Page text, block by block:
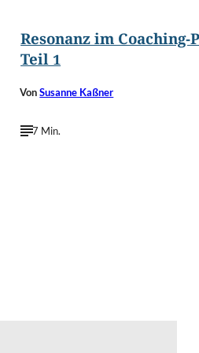
Resonanz im Coaching-
Teil 1
VonSusanne Kaßner
7 Min.